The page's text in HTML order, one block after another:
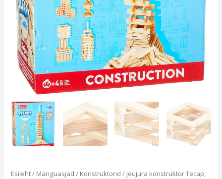
Esileht/ Mänguasjad / Konstruktorid / Jeujura konstruktor Tecap,